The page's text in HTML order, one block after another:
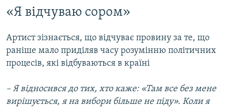
«Я відчуваю сором»
Артист зізнається, що відчуває провину за те, що
раніше мало приділяв часу розумінню політичних
процесів, які відбуваються в країні
– Я відносився до тих, хто каже: «Там все без мене
вирішується, я на вибори більше не піду». Коли я